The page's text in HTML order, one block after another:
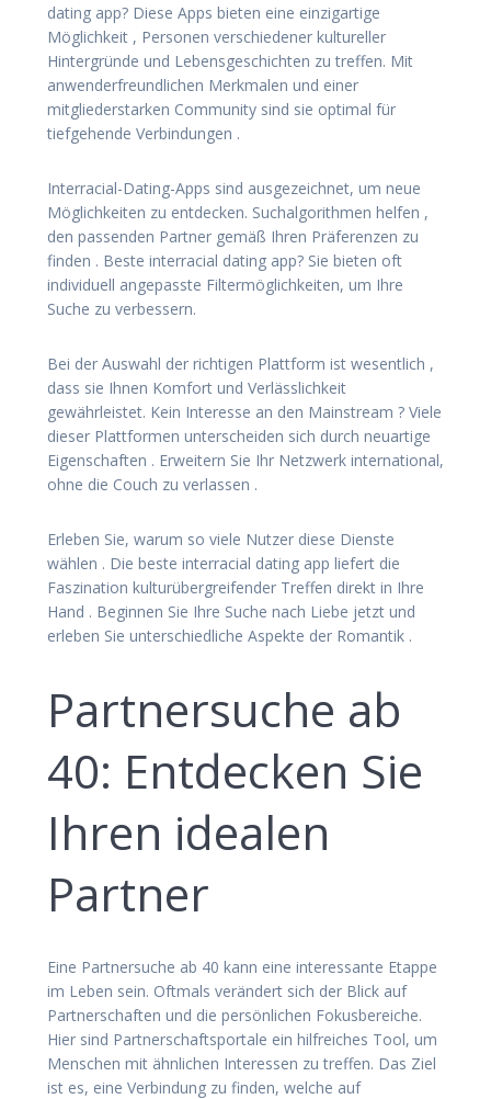
dating app? Diese Apps bieten eine einzigartige
Möglichkeit , Personen verschiedener kultureller
Hintergründe und Lebensgeschichten zu treffen. Mit
anwenderfreundlichen Merkmalen und einer
mitgliederstarken Community sind sie optimal für
tiefgehende Verbindungen .
Interracial-Dating-Apps sind ausgezeichnet, um neue
Möglichkeiten zu entdecken. Suchalgorithmen helfen ,
den passenden Partner gemäß Ihren Präferenzen zu
finden . Beste interracial dating app? Sie bieten oft
individuell angepasste Filtermöglichkeiten, um Ihre
Suche zu verbessern.
Bei der Auswahl der richtigen Plattform ist wesentlich ,
dass sie Ihnen Komfort und Verlässlichkeit
gewährleistet. Kein Interesse an den Mainstream ? Viele
dieser Plattformen unterscheiden sich durch neuartige
Eigenschaften . Erweitern Sie Ihr Netzwerk international,
ohne die Couch zu verlassen .
Erleben Sie, warum so viele Nutzer diese Dienste
wählen . Die beste interracial dating app liefert die
Faszination kulturübergreifender Treffen direkt in Ihre
Hand . Beginnen Sie Ihre Suche nach Liebe jetzt und
erleben Sie unterschiedliche Aspekte der Romantik .
Partnersuche ab
40: Entdecken Sie
Ihren idealen
Partner
Eine Partnersuche ab 40 kann eine interessante Etappe
im Leben sein. Oftmals verändert sich der Blick auf
Partnerschaften und die persönlichen Fokusbereiche.
Hier sind Partnerschaftsportale ein hilfreiches Tool, um
Menschen mit ähnlichen Interessen zu treffen. Das Ziel
ist es, eine Verbindung zu finden, welche auf